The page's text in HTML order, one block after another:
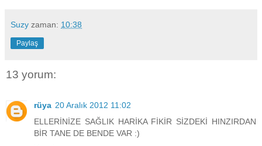
Suzy zaman: 10:38
Paylaş
13 yorum:
rüya 20 Aralık 2012 11:02
ELLERİNİZE SAĞLIK HARİKA FİKİR SİZDEKİ HINZIRDAN
BİR TANE DE BENDE VAR :)